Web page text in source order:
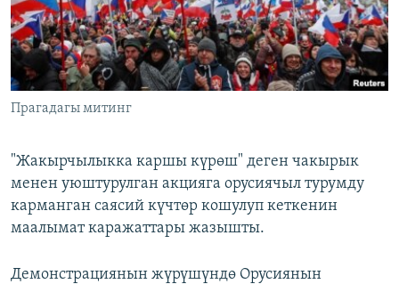
Прагадагы митинг
"Жакырчылыкка каршы күрөш" деген чакырык
менен уюштурулган акцияга орусиячыл турумду
карманган саясий күчтөр кошулуп кеткенин
маалымат каражаттары жазышты.
Демонстрациянын жүрүшүндө Орусиянын